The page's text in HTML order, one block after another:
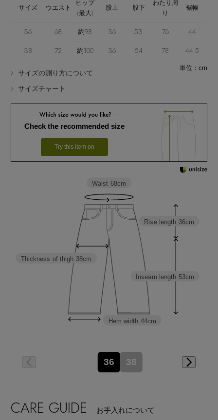
Stay in
ELLE SHOP 公式アプリ
サイズ ウエスト
ヒップ
(最大)
股上 股下
わたり周
り
裾幅
36 68 約98 36 53 76
44
38
72 約100 36 54 78 44.5
サイズの測り方について
サイズチャート
単位：cm
Check the recommended size
Try this item on
Inseam length 53cm
Rise length 36cm
Hem width 44cm
Thickness of thigh 38cm
Waist 68cm
36 38
CARE GUIDE お手入れについて